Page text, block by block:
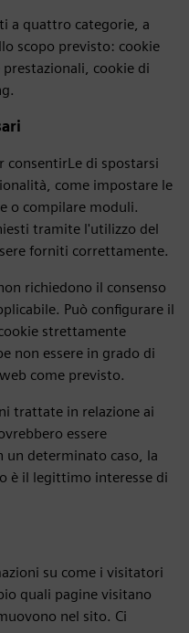
a quattro categorie, a
scopo previsto: cookie
cookie di
consentirLe di spostarsi
come impostare le
o compilare moduli.
tramite l'utilizzo del
forniti correttamente.
richiedono il consenso
Può configurare il
strettamente
non essere in grado di
come previsto.
trattate in relazione ai
essere
un determinato caso, la
è il legittimo interesse di
su come i visitatori
quali pagine visitano
nel sito. Ci